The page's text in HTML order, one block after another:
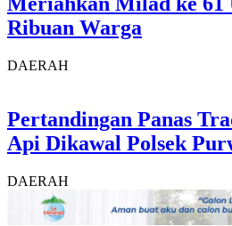
Ribuan Warga
DAERAH
Pertandingan Panas
Api Dikawal Polsek
DAERAH